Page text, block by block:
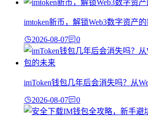
imtoken新币，解锁Web3数字资产
2026-08-07 0
imToken钱包几年后会消失吗？从
2026-08-07 0